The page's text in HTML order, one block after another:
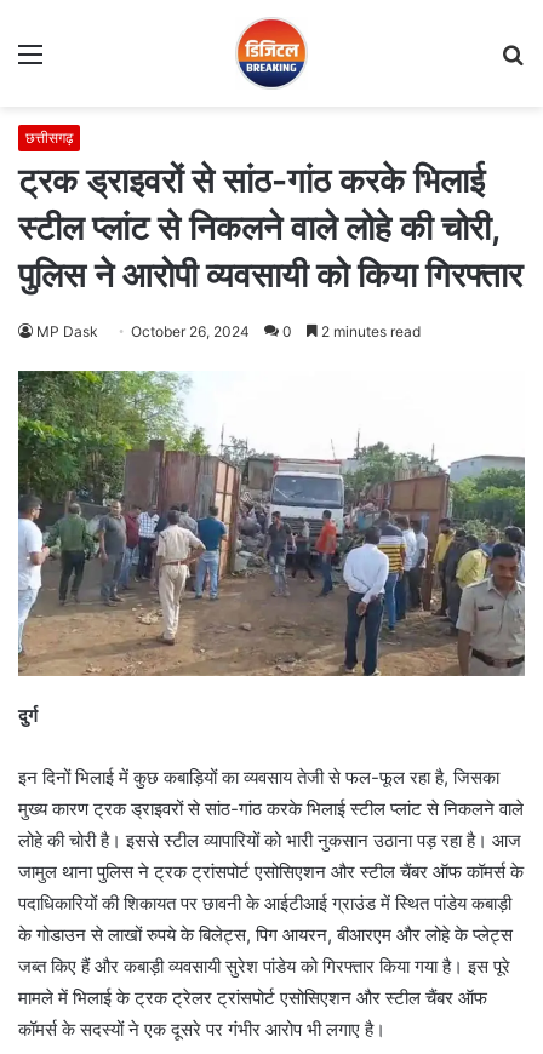
Menu
छत्तीसगढ़
ट्रक ड्राइवरों से सांठ-गांठ करके भिलाई
स्टील प्लांट से निकलने वाले लोहे की चोरी,
पुलिस ने आरोपी व्यवसायी को किया गिरफ्तार
MP Dask October 26, 2024 0 2 minutes read
दुर्ग
इन दिनों भिलाई में कुछ कबाड़ियों का व्यवसाय तेजी से फल-फूल रहा है, जिसका
मुख्य कारण ट्रक ड्राइवरों से सांठ-गांठ करके भिलाई स्टील प्लांट से निकलने वाले
लोहे की चोरी है। इससे स्टील व्यापारियों को भारी नुकसान उठाना पड़ रहा है। आज
जामुल थाना पुलिस ने ट्रक ट्रांसपोर्ट एसोसिएशन और स्टील चैंबर ऑफ कॉमर्स के
पदाधिकारियों की शिकायत पर छावनी के आईटीआई ग्राउंड में स्थित पांडेय कबाड़ी
के गोडाउन से लाखों रुपये के बिलेट्स, पिग आयरन, बीआरएम और लोहे के प्लेट्स
जब्त किए हैं और कबाड़ी व्यवसायी सुरेश पांडेय को गिरफ्तार किया गया है। इस पूरे
मामले में भिलाई के ट्रक ट्रेलर ट्रांसपोर्ट एसोसिएशन और स्टील चैंबर ऑफ
कॉमर्स के सदस्यों ने एक दूसरे पर गंभीर आरोप भी लगाए है।